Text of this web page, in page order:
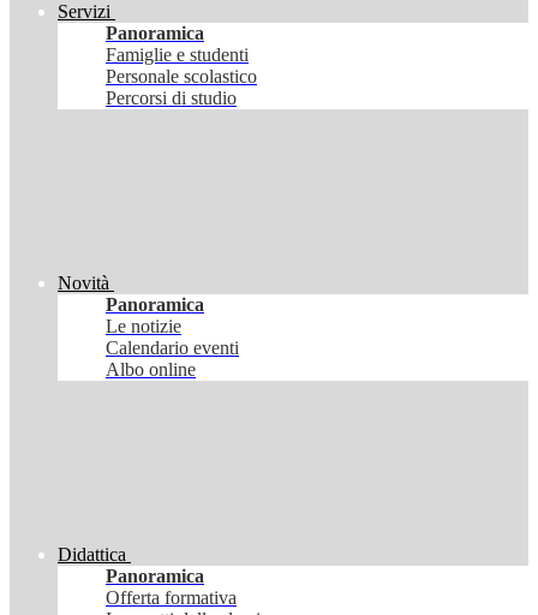
Servizi
Panoramica
Famiglie e studenti
Personale scolastico
Percorsi di studio
Novità
Panoramica
Le notizie
Calendario eventi
Albo online
Didattica
Panoramica
Offerta formativa